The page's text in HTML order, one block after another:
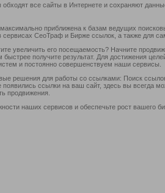
все сайты в Интернете и сохраняют
приближена к базам ведущих
СеоТраф и Бирже ссылок, а также для
увеличить его посещаемость? Начните
быстрее получите результат. Для достижения
и постоянно совершенствуем наши сервисы.
решения для работы со ссылками: Поиск
появились ссылки на ваш сайт, здесь вы всегда
продвижения.
наших сервисов и обеспечьте рост вашего